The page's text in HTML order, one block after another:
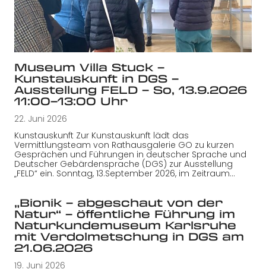
Museum Villa Stuck –
Kunstauskunft in DGS –
Ausstellung FELD – So, 13.9.2026
11:00–13:00 Uhr
22. Juni 2026
Kunstauskunft Zur Kunstauskunft lädt das
Vermittlungsteam von Rathausgalerie GO zu kurzen
Gesprächen und Führungen in deutscher Sprache und
Deutscher Gebärdensprache (DGS) zur Ausstellung
„FELD“ ein. Sonntag, 13.September 2026, im Zeitraum…
„Bionik – abgeschaut von der
Natur“ – öffentliche Führung im
Naturkundemuseum Karlsruhe
mit Verdolmetschung in DGS am
21.06.2026
19. Juni 2026